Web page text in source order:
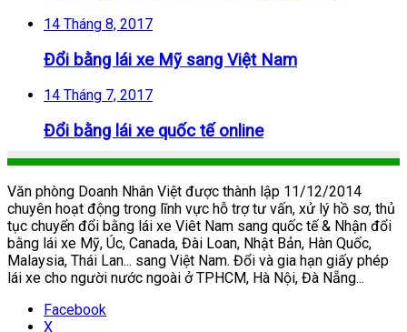
14 Tháng 8, 2017
Đổi bằng lái xe Mỹ sang Việt Nam
14 Tháng 7, 2017
Đổi bằng lái xe quốc tế online
Văn phòng Doanh Nhân Việt được thành lập 11/12/2014
chuyên hoạt động trong lĩnh vực hỗ trợ tư vấn, xử lý hồ sơ, thủ
tục chuyển đổi bằng lái xe Viêt Nam sang quốc tế & Nhận đổi
bằng lái xe Mỹ, Úc, Canada, Đài Loan, Nhật Bản, Hàn Quốc,
Malaysia, Thái Lan... sang Việt Nam. Đổi và gia hạn giấy phép
lái xe cho người nước ngoài ở TPHCM, Hà Nội, Đà Nẵng...
Facebook
X